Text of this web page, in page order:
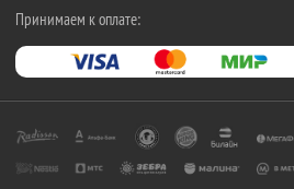
Принимаем к оплате: